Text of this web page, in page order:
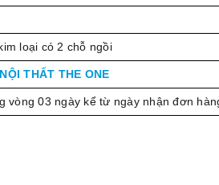
loại có 2 chỗ ngồi
NỘI THẤT THE ONE
vòng 03 ngày kể từ ngày nhận đơn